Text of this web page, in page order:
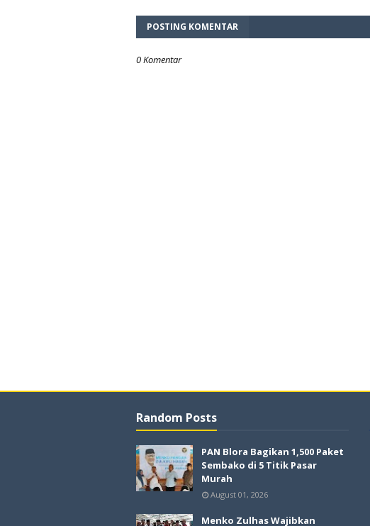
POSTING KOMENTAR
0 Komentar
Random Posts
PAN Blora Bagikan 1,500 Paket
Sembako di 5 Titik Pasar
Murah
August 01, 2026
Menko Zulhas Wajibkan